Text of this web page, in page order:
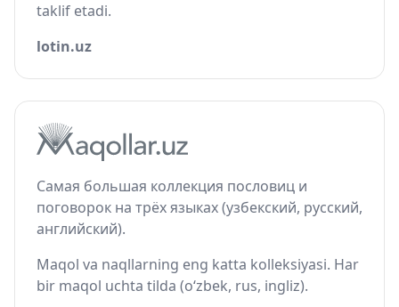
taklif etadi.
lotin.uz
Самая большая коллекция пословиц и
поговорок на трёх языках (узбекский, русский,
английский).
Maqol va naqllarning eng katta kolleksiyasi. Har
bir maqol uchta tilda (o‘zbek, rus, ingliz).